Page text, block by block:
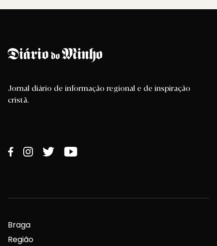
Jornal diário de informação regional e de inspiração
cristã.
Braga
Região